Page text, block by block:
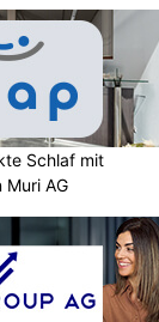
Schlaf mit
Muri AG